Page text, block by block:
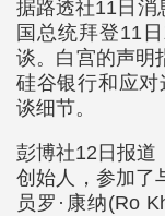
据路透社11日消
国总统拜登11
谈。白宫的声明
硅谷银行和应对
谈细节。
彭博社12日报道
创始人，参加了
员罗·康纳(Ro